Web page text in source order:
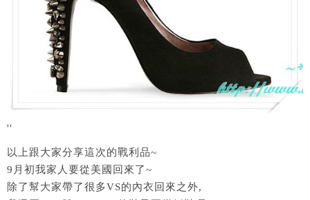
''
以上跟大家分享這次的戰利品~
9月初我家人要從美國回來了~
除了幫大家帶了很多VS的內衣回來之外,